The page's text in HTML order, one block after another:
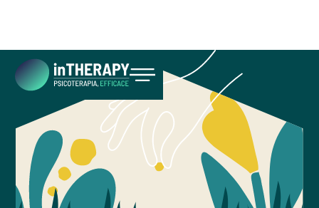
Inizia ora